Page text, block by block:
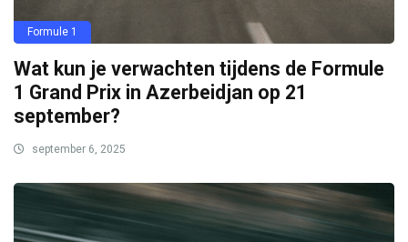
Formule 1
Wat kun je verwachten tijdens de Formule
1 Grand Prix in Azerbeidjan op 21
september?
september 6, 2025